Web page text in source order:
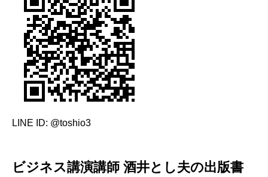
LINE ID: @toshio3
ビジネス講演講師 酒井とし夫の出版書